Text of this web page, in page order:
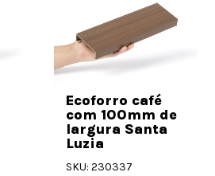
Ecoforro café
com 100mm de
largura Santa
Luzia
SKU: 230337